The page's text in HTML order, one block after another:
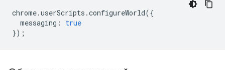
chrome.userScripts .configureWorld({
messaging :
true
});